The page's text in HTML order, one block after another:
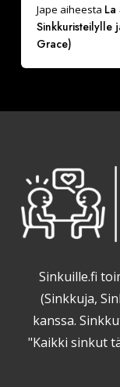
Jape aiheesta
Sinkkuristeilylle
Grace)
Sinkuille.fi
(Sinkkuja,
kanssa.
"Kaikki sinkut